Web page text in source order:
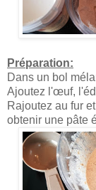
Préparation:
Dans un bol
Ajoutez l'œuf,
Rajoutez au fur
obtenir une pâte